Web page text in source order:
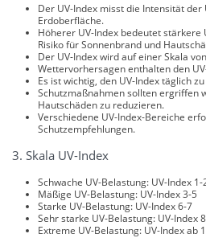
Der UV-Index misst die Intensität
Erdoberfläche.
Höherer UV-Index bedeutet stärkere
Risiko für Sonnenbrand und
Der UV-Index wird auf einer Skala
Wettervorhersagen enthalten den
Es ist wichtig, den UV-Index täglich
Schutzmaßnahmen sollten ergriffen
Hautschäden zu reduzieren.
Verschiedene UV-Index-Bereiche
Schutzempfehlungen.
3. Skala UV-Index
Schwache UV-Belastung: UV-Index 1-
Mäßige UV-Belastung: UV-Index 3-5
Starke UV-Belastung: UV-Index 6-7
Sehr starke UV-Belastung: UV-Index
Extreme UV-Belastung: UV-Index ab